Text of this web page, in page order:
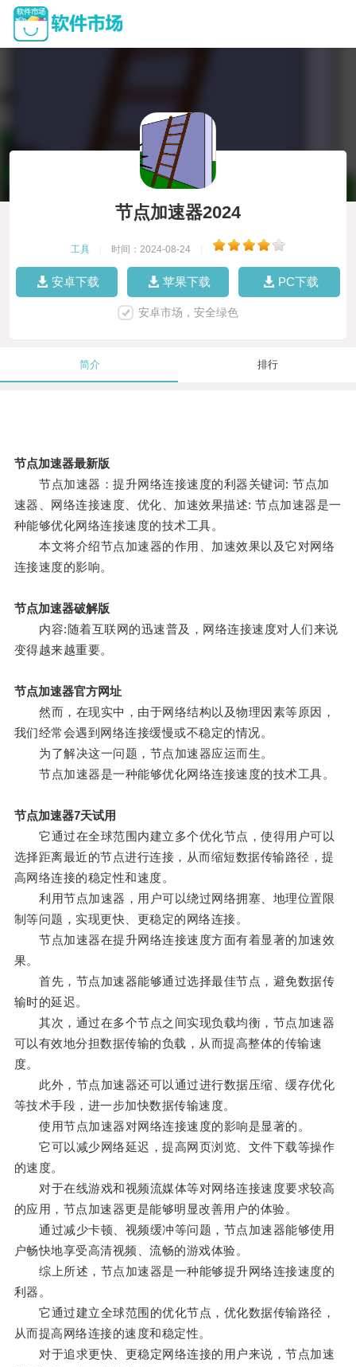
节点加速器2024
工具 时间：2024-08-24
安卓下载 苹果下载 PC下载
安卓市场，安全绿色
简介 排行
节点加速器最新版
节点加速器：提升网络连接速度的利器关键词: 节点加
速器、网络连接速度、优化、加速效果描述: 节点加速器是一
种能够优化网络连接速度的技术工具。
本文将介绍节点加速器的作用、加速效果以及它对网络
连接速度的影响。
节点加速器破解版
内容:随着互联网的迅速普及，网络连接速度对人们来说
变得越来越重要。
节点加速器官方网址
然而，在现实中，由于网络结构以及物理因素等原因，
我们经常会遇到网络连接缓慢或不稳定的情况。
为了解决这一问题，节点加速器应运而生。
节点加速器是一种能够优化网络连接速度的技术工具。
节点加速器7天试用
它通过在全球范围内建立多个优化节点，使得用户可以
选择距离最近的节点进行连接，从而缩短数据传输路径，提
高网络连接的稳定性和速度。
利用节点加速器，用户可以绕过网络拥塞、地理位置限
制等问题，实现更快、更稳定的网络连接。
节点加速器在提升网络连接速度方面有着显著的加速效
果。
首先，节点加速器能够通过选择最佳节点，避免数据传
输时的延迟。
其次，通过在多个节点之间实现负载均衡，节点加速器
可以有效地分担数据传输的负载，从而提高整体的传输速
度。
此外，节点加速器还可以通过进行数据压缩、缓存优化
等技术手段，进一步加快数据传输速度。
使用节点加速器对网络连接速度的影响是显著的。
它可以减少网络延迟，提高网页浏览、文件下载等操作
的速度。
对于在线游戏和视频流媒体等对网络连接速度要求较高
的应用，节点加速器更是能够明显改善用户的体验。
通过减少卡顿、视频缓冲等问题，节点加速器能够使用
户畅快地享受高清视频、流畅的游戏体验。
综上所述，节点加速器是一种能够提升网络连接速度的
利器。
它通过建立全球范围的优化节点，优化数据传输路径，
从而提高网络连接的速度和稳定性。
对于追求更快、更稳定网络连接的用户来说，节点加速